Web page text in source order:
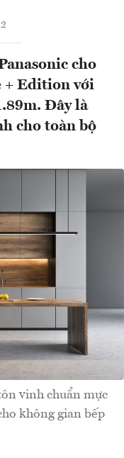
cho
+ Edition với
Đây là
cho toàn bộ
vinh chuẩn mực
không gian bếp